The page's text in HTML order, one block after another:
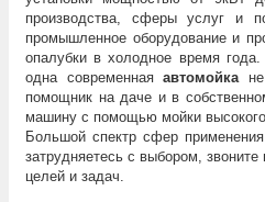
производства, сферы услуг и
промышленное оборудование и
опалубки в холодное время
одна современнаяавтомойкане
помощник на даче и в
машину с помощью мойки
Большой спектр сфер
затрудняетесь с выбором,
целей и задач.